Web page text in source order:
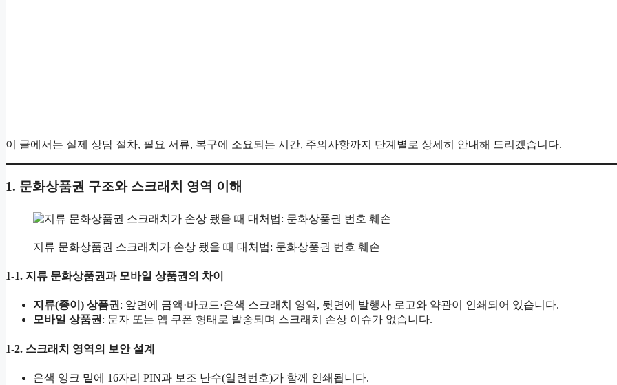
이 글에서는 실제 상담 절차, 필요 서류, 복구에 소요되는 시간, 주의사항까지 단계별로 상세히 안내해 드리겠습니다.
1. 문화상품권 구조와 스크래치 영역 이해
지류 문화상품권 스크래치가 손상 됐을 때 대처법: 문화상품권 번호 훼손
1-1. 지류 문화상품권과 모바일 상품권의 차이
지류(종이) 상품권 : 앞면에 금액·바코드·은색 스크래치 영역, 뒷면에 발행사 로고와 약관이 인쇄되어 있습니다.
모바일 상품권 : 문자 또는 앱 쿠폰 형태로 발송되며 스크래치 손상 이슈가 없습니다.
1-2. 스크래치 영역의 보안 설계
은색 잉크 밑에 16자리 PIN과 보조 난수(일련번호)가 함께 인쇄됩니다.